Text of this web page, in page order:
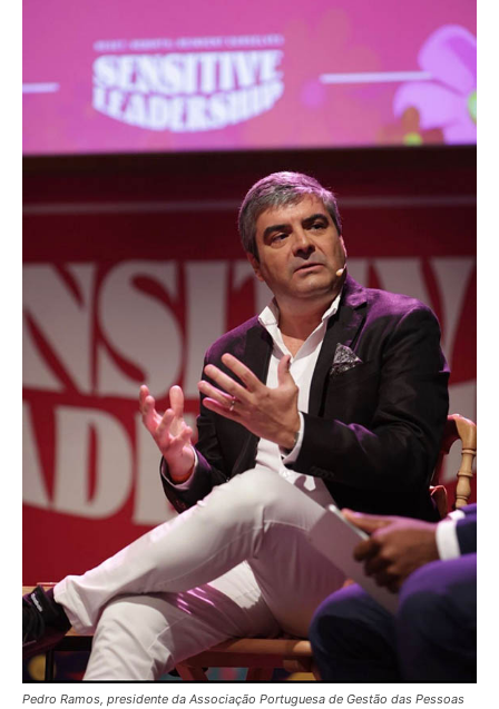
Pedro Ramos, presidente da Associação Portuguesa de Gestão das Pessoas